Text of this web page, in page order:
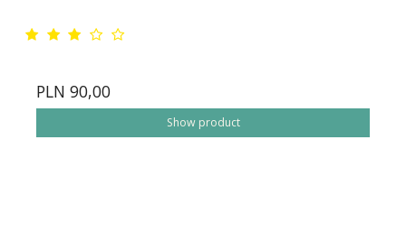
PLN 90,00
Show product